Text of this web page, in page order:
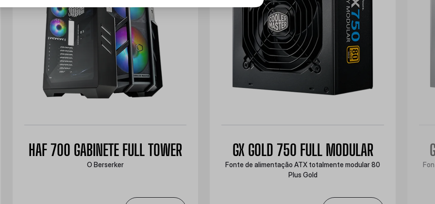
HAF 700 GABINETE FULL TOWER
O Berserker
GX GOLD 750 FULL MODULAR
Fonte de alimentação ATX totalmente modular 80
Plus Gold